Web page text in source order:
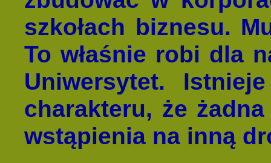
szkołach biznesu.
To właśnie robi dla
Uniwersytet.
charakteru, że
wstąpienia na inną